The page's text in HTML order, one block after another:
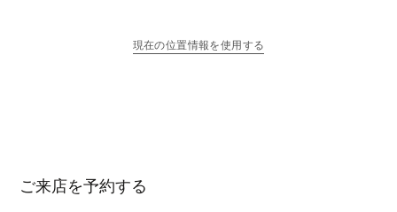
現在の位置情報を使用する
ご来店を予約する